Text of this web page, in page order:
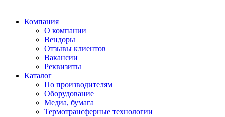
Компания
О компании
Вендоры
Отзывы клиентов
Вакансии
Реквизиты
Каталог
По производителям
Оборудование
Медиа, бумага
Термотрансферные технологии